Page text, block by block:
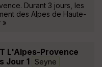
Durant 3 jours, les
des Alpes de Haute-
»
L'Alpes-Provence
Jour 1
Seyne